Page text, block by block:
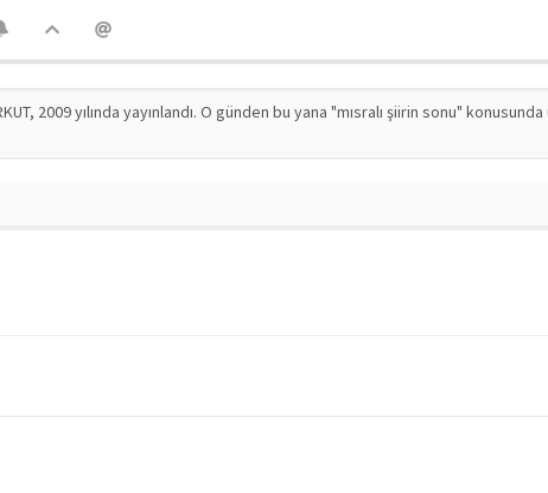
2009 yılında yayınlandı. O günden bu yana "mısralı şiirin sonu"